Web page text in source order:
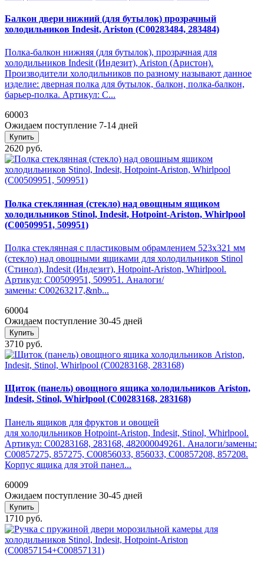
Балкон двери нижний (для бутылок) прозрачный
холодильников Indesit, Ariston (C00283484, 283484)
Полка-балкон нижняя (для бутылок), прозрачная для
холодильников Indesit (Индезит), Ariston (Аристон).
Производители холодильников по разному называют данное
изделие: дверная полка для бутылок, балкон, полка-балкон,
барьер-полка. Артикул: C...
60003
Ожидаем поступление 7-14 дней
Купить
2620 руб.
Полка стеклянная (стекло) над овощным ящиком
холодильников Stinol, Indesit, Hotpoint-Ariston, Whirlpool
(C00509951, 509951)
Полка стеклянная с пластиковым обрамлением 523х321 мм
(стекло) над овощными ящиками для холодильников Stinol
(Стинол), Indesit (Индезит), Hotpoint-Ariston, Whirlpool.
Артикул: C00509951, 509951. Аналоги/
замены: C00263217,&nb...
60004
Ожидаем поступление 30-45 дней
Купить
3710 руб.
Щиток (панель) овощного ящика холодильников Ariston,
Indesit, Stinol, Whirlpool (C00283168, 283168)
Панель ящиков для фруктов и овощей
для холодильников Hotpoint-Ariston, Indesit, Stinol, Whirlpool.
Артикул: C00283168, 283168, 482000049261. Аналоги/замены:
C00857275, 857275, C00856033, 856033, C00857208, 857208.
Корпус ящика для этой панел...
60009
Ожидаем поступление 30-45 дней
Купить
1710 руб.